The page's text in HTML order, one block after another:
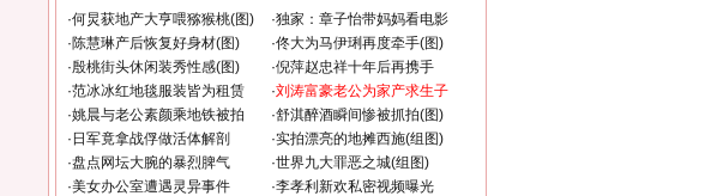
·何炅获地产大亨喂猕猴桃(图) ·独家：章子怡带妈妈看电影
·陈慧琳产后恢复好身材(图) ·佟大为马伊琍再度牵手(图)
·殷桃街头休闲装秀性感(图) ·倪萍赵忠祥十年后再携手
·范冰冰红地毯服装皆为租赁 ·刘涛富豪老公为家产求生子
·姚晨与老公素颜乘地铁被拍 ·舒淇醉酒瞬间惨被抓拍(图)
· 日军竟拿战俘做活体解剖 ·实拍漂亮的地摊西施(组图)
·盘点网坛大腕的暴烈脾气 ·世界九大罪恶之城(组图)
·美女办公室遭遇灵异事件 ·李孝利新欢私密视频曝光